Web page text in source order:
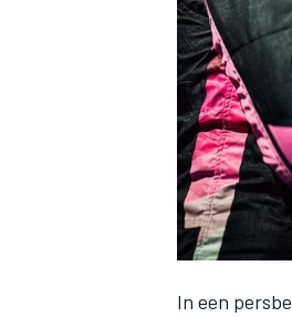
INDYCAR
In een